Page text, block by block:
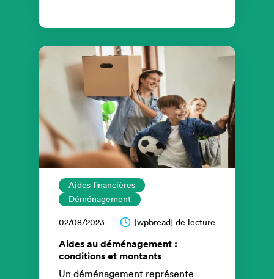
Aides financières
Déménagement
02/08/2023 [wpbread] de lecture
Aides au déménagement :
conditions et montants
Un déménagement représente